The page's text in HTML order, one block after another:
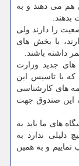
هم می دهند و به
بدهند.
را دارند ولی
با بخش های
داشته باشند.
های جدید وزارت
با تاسیس این
های کارشناسی
این صندوق جهت
های ما باید به
ندارد به
و به همین